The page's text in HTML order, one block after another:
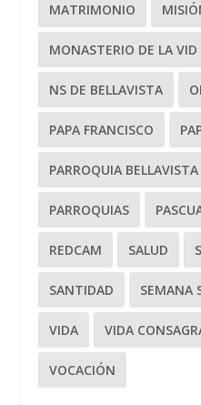
MATRIMONIO
MONASTERIO DE LA VID
NS DE BELLAVISTA
PAPA FRANCISCO
PARROQUIA
PARROQUIAS
REDCAM SALUD
SANTIDAD SEMANA
VIDA VIDA
VOCACIÓN